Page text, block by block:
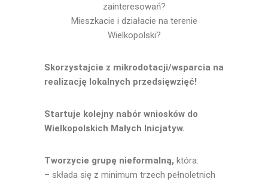
zainteresowań?
Mieszkacie i działacie na terenie
Wielkopolski?
Skorzystajcie z mikrodotacji/wsparcia na
realizację lokalnych przedsięwzięć!
Startuje kolejny nabór wniosków do
Wielkopolskich Małych Inicjatyw.
Tworzycie grupę nieformalną, która:
– składa się z minimum trzech pełnoletnich